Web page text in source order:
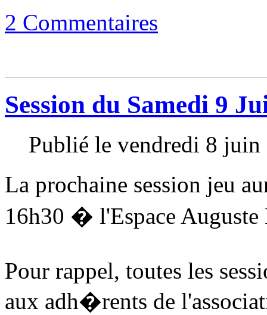
2 Commentaires
Session du Samedi 9
Publié le vendredi 8
La prochaine session jeu
16h30 � l'Espace
Pour rappel, toutes les
aux adh�rents de